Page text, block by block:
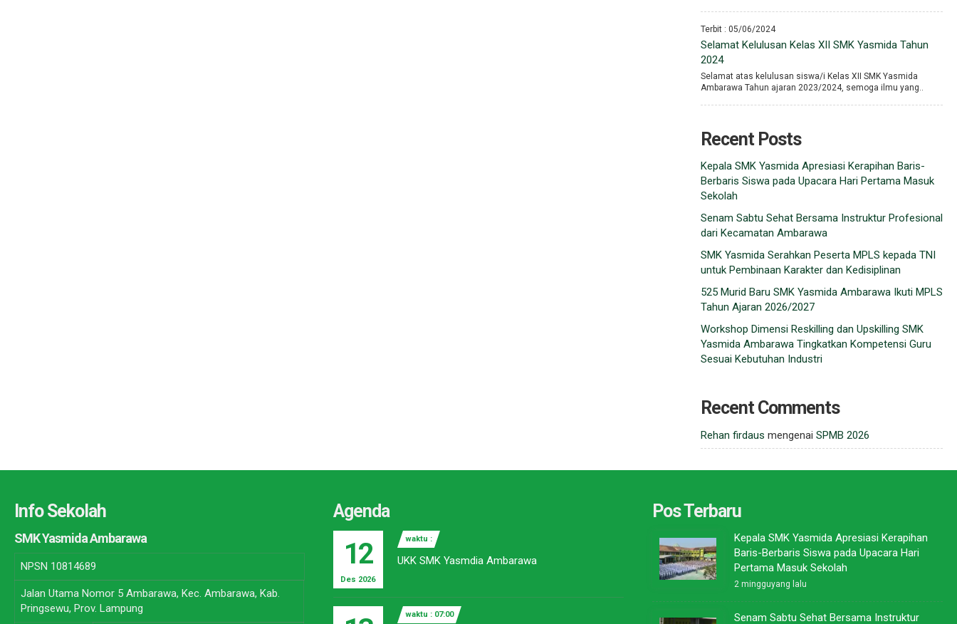
Terbit : 05/06/2024
Selamat Kelulusan Kelas XII SMK Yasmida Tahun
2024
Selamat atas kelulusan siswa/i Kelas XII SMK Yasmida
Ambarawa Tahun ajaran 2023/2024, semoga ilmu yang..
Recent Posts
Kepala SMK Yasmida Apresiasi Kerapihan Baris-
Berbaris Siswa pada Upacara Hari Pertama Masuk
Sekolah
Senam Sabtu Sehat Bersama Instruktur Profesional
dari Kecamatan Ambarawa
SMK Yasmida Serahkan Peserta MPLS kepada TNI
untuk Pembinaan Karakter dan Kedisiplinan
525 Murid Baru SMK Yasmida Ambarawa Ikuti MPLS
Tahun Ajaran 2026/2027
Workshop Dimensi Reskilling dan Upskilling SMK
Yasmida Ambarawa Tingkatkan Kompetensi Guru
Sesuai Kebutuhan Industri
Recent Comments
Rehan firdaus mengenai SPMB 2026
Info Sekolah
SMK Yasmida Ambarawa
NPSN 10814689
Jalan Utama Nomor 5 Ambarawa, Kec. Ambarawa, Kab.
Pringsewu, Prov. Lampung
Agenda
12
Des 2026
waktu :
UKK SMK Yasmdia Ambarawa
waktu : 07:00
Pos Terbaru
Kepala SMK Yasmida Apresiasi Kerapihan
Baris-Berbaris Siswa pada Upacara Hari
Pertama Masuk Sekolah
2 mingguyang lalu
Senam Sabtu Sehat Bersama Instruktur